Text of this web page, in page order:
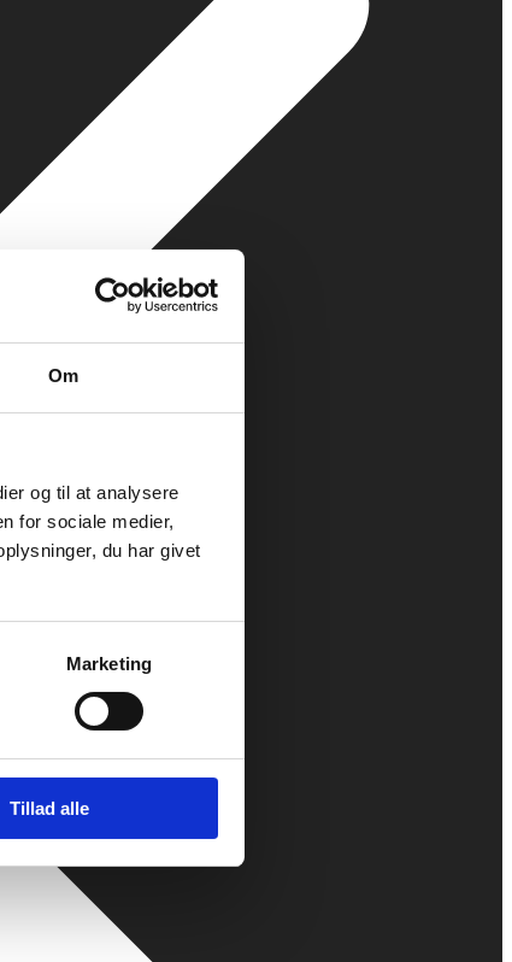
Om
og til at analysere
for sociale medier,
du har givet
Marketing
Tillad alle